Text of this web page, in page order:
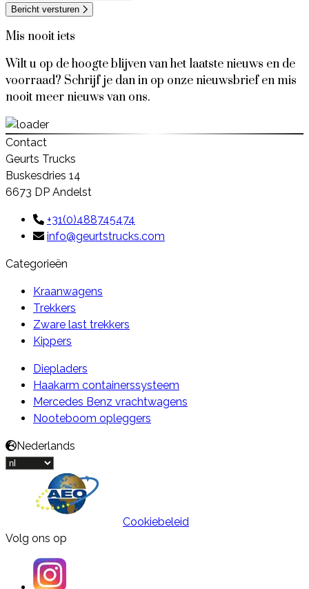
Bericht versturen
Mis nooit iets
Wilt u op de hoogte blijven van het laatste nieuws en de
voorraad? Schrijf je dan in op onze nieuwsbrief en mis
nooit meer nieuws van ons.
Contact
Geurts Trucks
Buskesdries 14
6673 DP Andelst
+31(0)488745474
info@geurtstrucks.com
Categorieën
Kraanwagens
Trekkers
Zware last trekkers
Kippers
Diepladers
Haakarm containerssysteem
Mercedes Benz vrachtwagens
Nooteboom opleggers
Nederlands
Cookiebeleid
Volg ons op